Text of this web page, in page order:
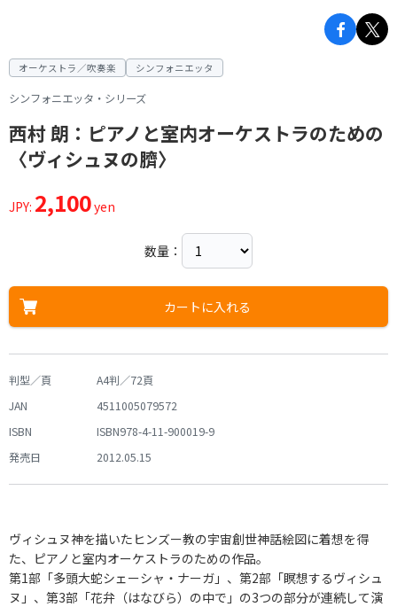
オーケストラ／吹奏楽 シンフォニエッタ
シンフォニエッタ・シリーズ
西村 朗：ピアノと室内オーケストラのための
〈ヴィシュヌの臍〉
JPY: 2,100yen
数量：
カートに入れる
判型／頁
A4判／72頁
JAN
4511005079572
ISBN
ISBN978-4-11-900019-9
発売日
2012.05.15
ヴィシュヌ神を描いたヒンズー教の宇宙創世神話絵図に着想を得
た、ピアノと室内オーケストラのための作品。
第1部「多頭大蛇シェーシャ・ナーガ」、第2部「瞑想するヴィシュ
ヌ」、第3部「花弁（はなびら）の中で」の3つの部分が連続して演